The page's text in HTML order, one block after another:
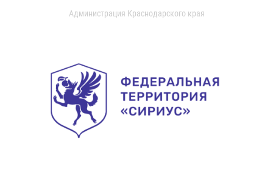
Администрация Краснодарского края